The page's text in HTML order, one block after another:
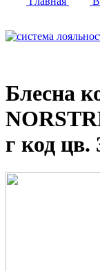
Блесна
г код цв.